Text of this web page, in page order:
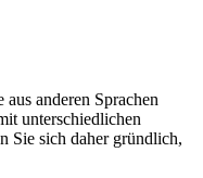
anderen Sprachen
unterschiedlichen
Sie sich daher gründlich,